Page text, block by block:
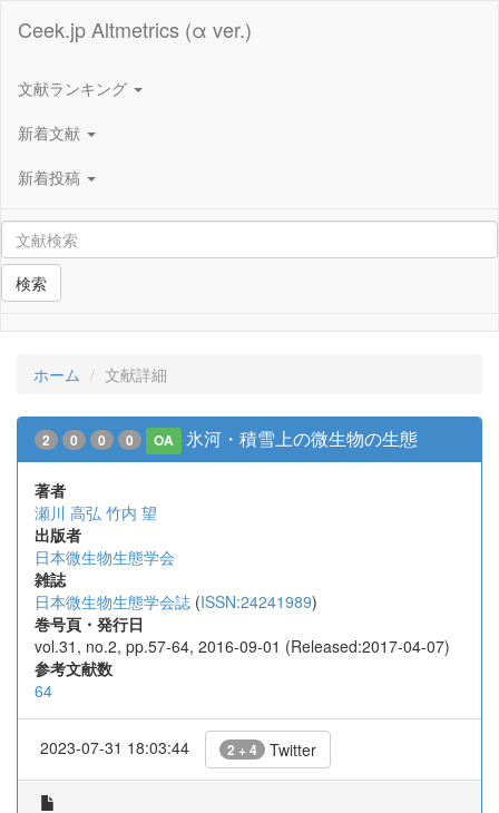
Ceek.jp Altmetrics (α ver.)
文献ランキング
新着文献
新着投稿
検索
ホーム 文献詳細
2 0 0 0 OA 氷河・積雪上の微生物の生態
著者
瀬川 高弘 竹内 望
出版者
日本微生物生態学会
雑誌
日本微生物生態学会誌 (ISSN:24241989)
巻号頁・発行日
vol.31, no.2, pp.57-64, 2016-09-01 (Released:2017-04-07)
参考文献数
64
2023-07-31 18:03:44 2 + 4 Twitter